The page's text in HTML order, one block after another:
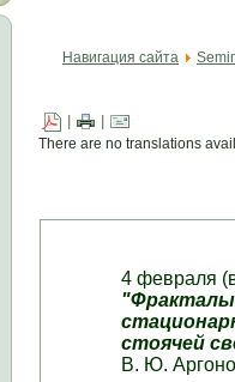
Навигация сайта
There are no translations
4 февраля
"Фракталы
стоячей
В. Ю.